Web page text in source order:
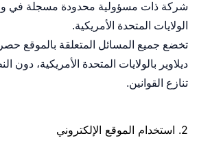
شركة ذات مسؤولية محدودة مسجلة في
الولايات المتحدة الأمريكية.
تخضع جميع المسائل المتعلقة بالموقع
ديلاوير بالولايات المتحدة الأمريكية، دون
تنازع القوانين.
2. استخدام الموقع الإلكتروني